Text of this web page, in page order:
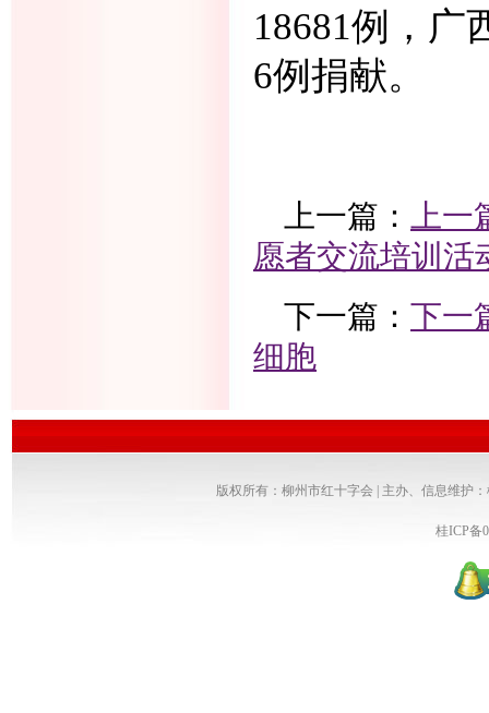
18681例，广
6例捐献。
上一篇：
上
愿者交流培训活
下一篇： 下一
细胞
版权所有：柳州市红十字会 | 主办、信息维护
桂ICP备